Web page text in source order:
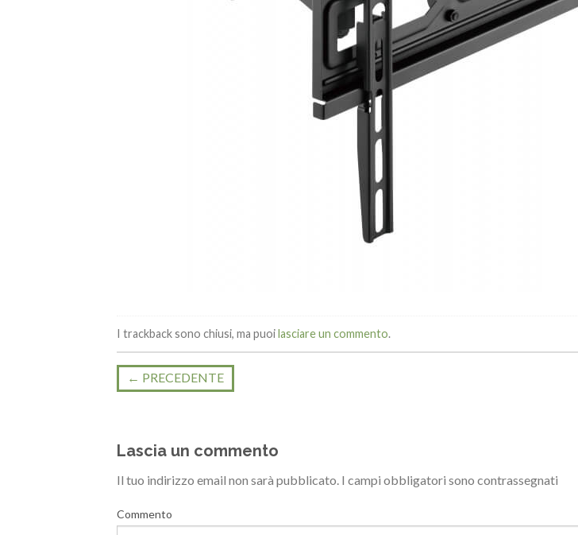
I trackback sono chiusi, ma puoilasciare un commento.
← PRECEDENTE
Lascia un commento
Il tuo indirizzo email non sarà pubblicato. I campi obbligatori sono contrassegnati
Commento